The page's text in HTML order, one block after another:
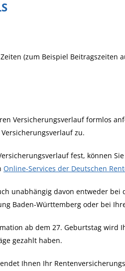
(zum Beispiel Beitragszeiten
Versicherungsverlauf formlos
zu.
fest, können
Online-Services der Deutschen
unabhängig davon entweder
Baden-Württemberg oder bei
ab dem 27. Geburtstag wird
gezahlt haben.
Ihnen Ihr